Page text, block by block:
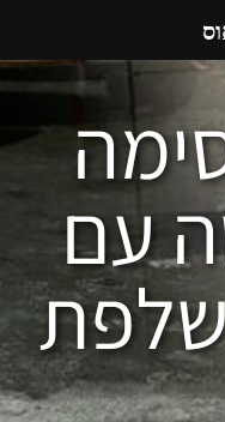
עם